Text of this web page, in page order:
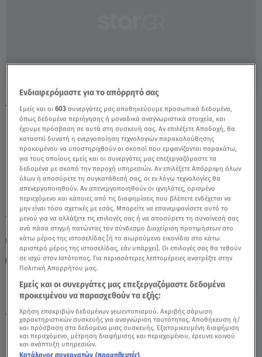
Πέμπτη 6 Αυγούστου 2026
21.05.20, 14:03 ΖΩΔΙΑ
Τοξότης 21/05/2020 - Οι Σημερινές
Προβλέψεις - Video
TAGS: ΑΣΗ ΜΠΗΛΙΟΥ ΖΩΔΙΑ
ΑΣΤΡΟΛΟΓΙΚΕΣ ΠΡΟΒΛΕΨΕΙΣ ΤΟΞΟΤΗΣ
ΖΩΔΙΑ ΤΟΞΟΤΗΣ
ΖΩΔΙΑ ΑΣΗ ΜΠΗΛΙΟΥ
Ενδιαφερόμαστε για το απόρρητό σας
Εμείς και οι603 συνεργάτες μας αποθηκεύουμε προσωπικά δεδομένα,
όπως δεδομένα περιήγησης ή μοναδικά αναγνωριστικά στοιχεία, και
έχουμε πρόσβαση σε αυτά στη συσκευή σας. Αν επιλέξετε Αποδοχή, θα
καταστεί δυνατή η ενεργοποίηση τεχνολογιών παρακολούθησης
προκειμένου να υποστηριχθούν οι σκοποί που εμφανίζονται παρακάτω,
για τους οποίους εμείς και οι συνεργάτες μας επεξεργαζόμαστε τα
δεδομένα με σκοπό την παροχή υπηρεσιών. Αν επιλέξετε Απόρριψη όλων
όλων ή αποσύρετε τη συγκατάθεσή σας, οι εν λόγω τεχνολογίες θα
απενεργοποιηθούν. Αν απενεργοποιηθούν οι ιχνηλάτες, ορισμένο
περιεχόμενο και κάποιες από τις διαφημίσεις που βλέπετε ενδέχεται να
μην είναι τόσο σχετικές με εσάς. Μπορείτε να επανεμφανίσετε αυτό το
μενού για να αλλάξετε τις επιλογές σας ή να αποσύρετε τη συναίνεσή σας
ανά πάσα στιγμή πατώντας τον σύνδεσμο Διαχείριση προτιμήσεων στο
κάτω μέρος της ιστοσελίδας [ή το αιωρούμενο εικονίδιο στο κάτω
αριστερό μέρος της ιστοσελίδας, εάν υπάρχει]. Οι επιλογές σας θα τεθούν
σε ισχύ στον Ιστότοπος. Για περισσότερες λεπτομέρειες ανατρέξτε στην
Πολιτική Απορρήτου μας.
Εμείς και οι συνεργάτες μας επεξεργαζόμαστε δεδομένα
προκειμένου να παρασχεθούν τα εξής:
Χρήση επακριβών δεδομένων γεωεντοπισμού. Ακριβής σάρωση
χαρακτηριστικών συσκευής για αναγνώριση ταυτότητας. Αποθήκευση ή/
και πρόσβαση στα δεδομένα μιας συσκευής. Εξατομικευμένη διαφήμιση
και περιεχόμενο, μέτρηση διαφήμισης και περιεχομένου, έρευνα κοινού
και ανάπτυξη υπηρεσιών.
Κατάλογος συνεργατών (προμηθευτές)